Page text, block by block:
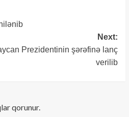
Next:
Prezidentinin şərəfinə lanç
verilib
qorunur.